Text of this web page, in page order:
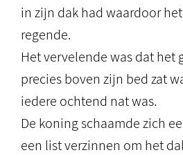
in zijn dak had waardoor
regende.
Het vervelende was dat het
precies boven zijn bed zat
iedere ochtend nat was.
De koning schaamde zich
een list verzinnen om het